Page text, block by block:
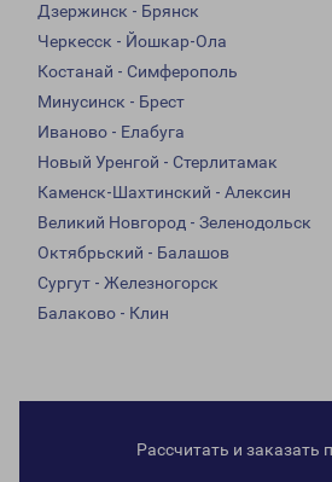
Дзержинск - Брянск
Черкесск - Йошкар-Ола
Костанай - Симферополь
Минусинск - Брест
Иваново - Елабуга
Новый Уренгой - Стерлитамак
Каменск-Шахтинский - Алексин
Великий Новгород - Зеленодольск
Октябрьский - Балашов
Сургут - Железногорск
Балаково - Клин
Рассчитать и заказать